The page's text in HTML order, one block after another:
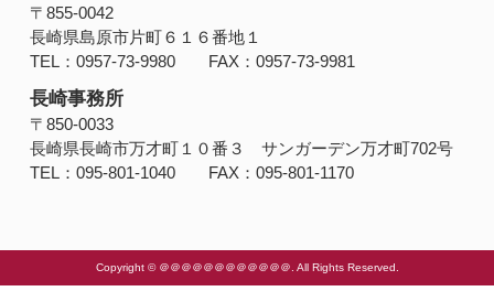
〒855-0042
長崎県島原市片町６１６番地１
TEL：0957-73-9980 FAX：0957-73-9981
長崎事務所
〒850-0033
長崎県長崎市万才町１０番３ サンガーデン万才町702号
TEL：095-801-1040 FAX：095-801-1170
Copyright © ＠＠＠＠＠＠＠＠＠＠＠＠. All Rights Reserved.